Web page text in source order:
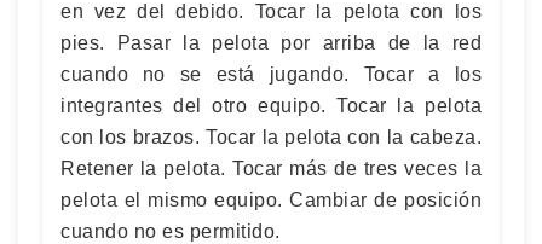
en vez del debido. Tocar la pelota con los
pies. Pasar la pelota por arriba de la red
cuando no se está jugando. Tocar a los
integrantes del otro equipo. Tocar la pelota
con los brazos. Tocar la pelota con la cabeza.
Retener la pelota. Tocar más de tres veces la
pelota el mismo equipo. Cambiar de posición
cuando no es permitido.